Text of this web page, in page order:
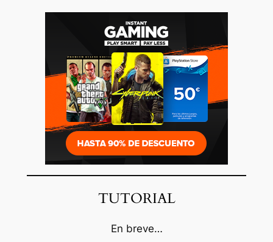
TUTORIAL
En breve…